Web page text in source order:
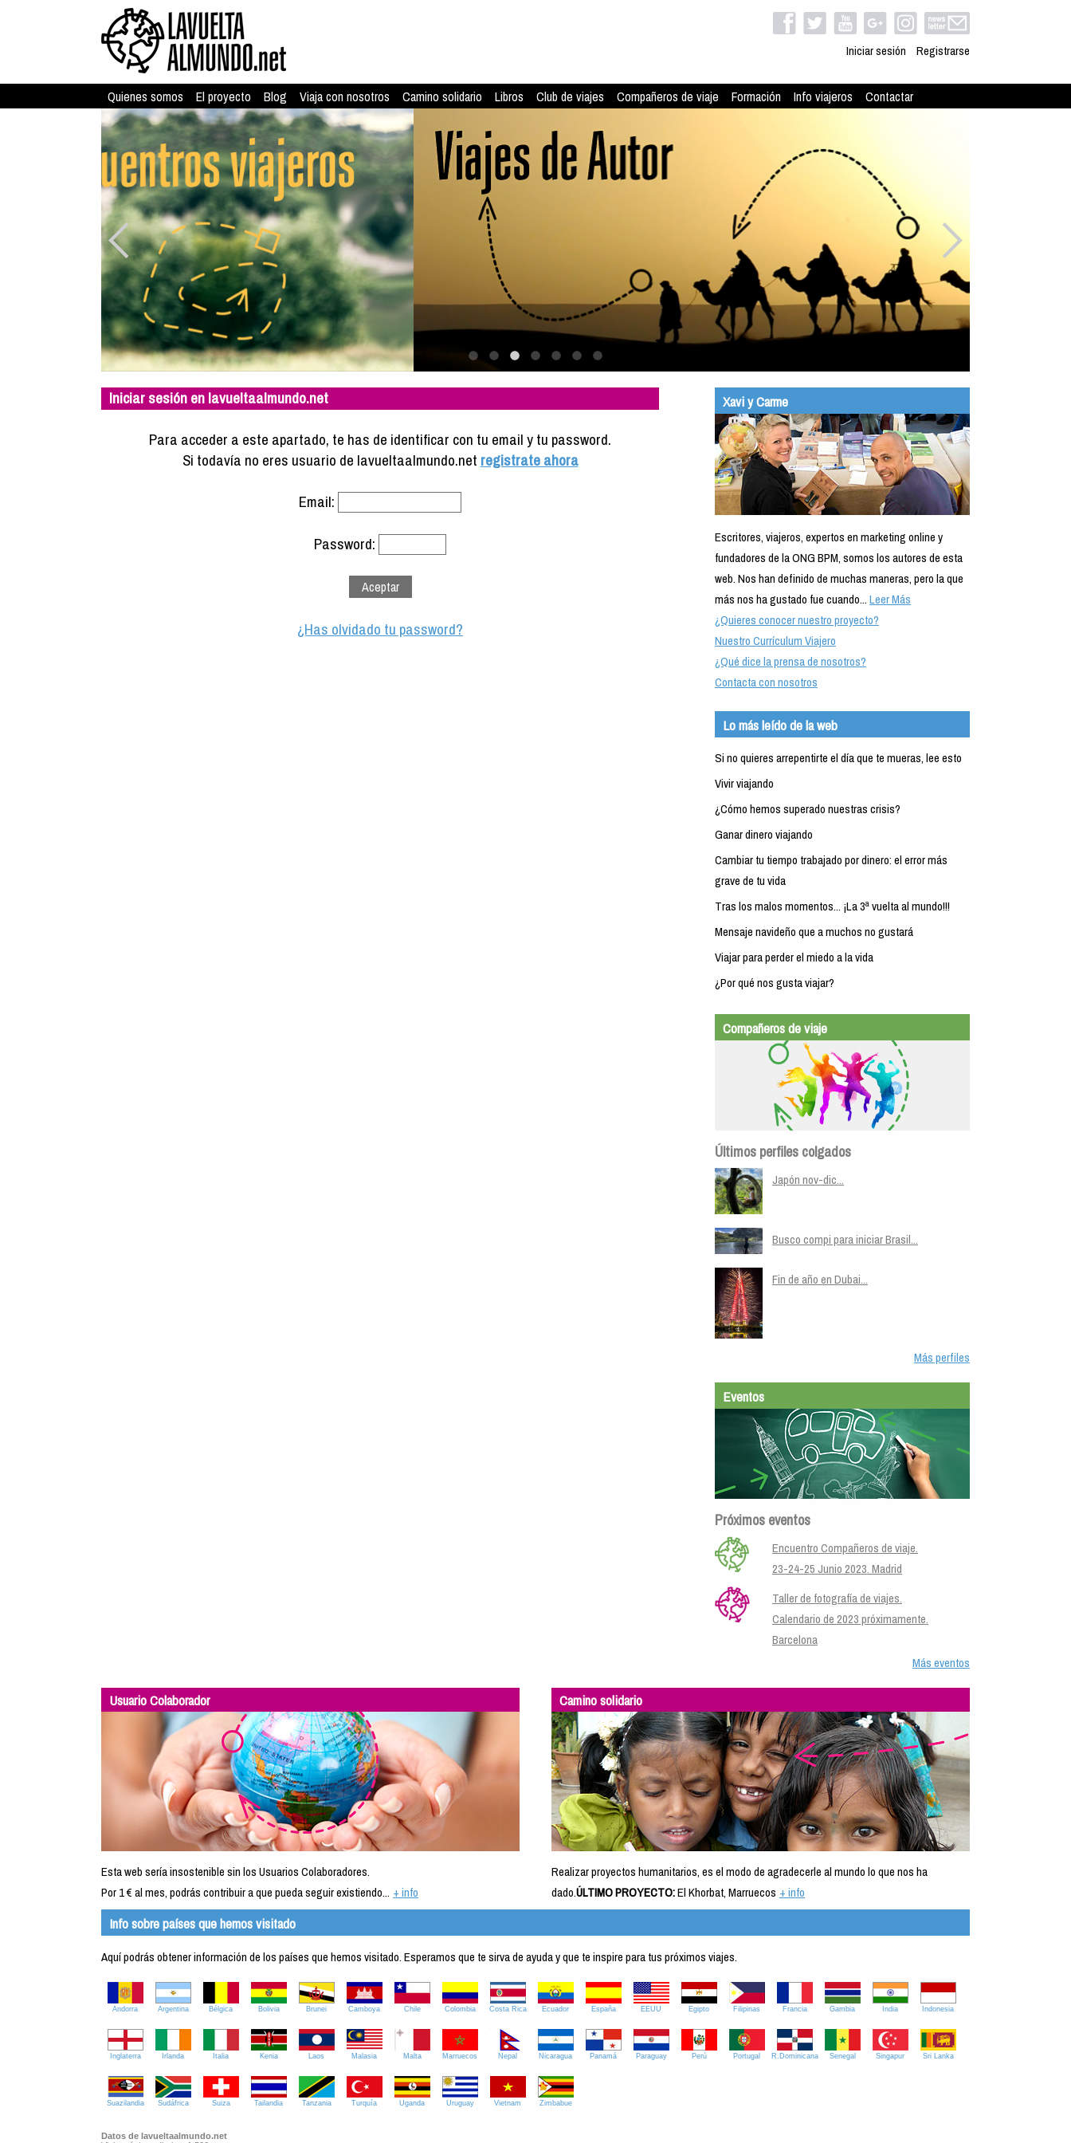
Iniciar sesión Registrarse
Quienes somos El proyecto Blog Viaja con nosotros Camino solidario Libros Club de viajes Compañeros de viaje Formación Info viajeros Contactar
Iniciar sesión en lavueltaalmundo.net
Para acceder a este apartado, te has de identificar con tu email y tu password.
Si todavía no eres usuario de lavueltaalmundo.net registrate ahora
Email:
Password:
¿Has olvidado tu password?
Xavi y Carme
Escritores, viajeros, expertos en marketing online y
fundadores de la ONG BPM, somos los autores de esta
web. Nos han definido de muchas maneras, pero la que
más nos ha gustado fue cuando...Leer Más
¿Quieres conocer nuestro proyecto?
Nuestro Currículum Viajero
¿Qué dice la prensa de nosotros?
Contacta con nosotros
Lo más leído de la web
Si no quieres arrepentirte el día que te mueras, lee esto
Vivir viajando
¿Cómo hemos superado nuestras crisis?
Ganar dinero viajando
Cambiar tu tiempo trabajado por dinero: el error más
grave de tu vida
Tras los malos momentos... ¡La 3ª vuelta al mundo!!!
Mensaje navideño que a muchos no gustará
Viajar para perder el miedo a la vida
¿Por qué nos gusta viajar?
Compañeros de viaje
Últimos perfiles colgados
Japón nov-dic...
Busco compi para iniciar Brasil...
Fin de año en Dubai...
Más perfiles
Eventos
Próximos eventos
Encuentro Compañeros de viaje.
23-24-25 Junio 2023. Madrid
Taller de fotografía de viajes.
Calendario de 2023 próximamente.
Barcelona
Más eventos
Usuario Colaborador
Esta web sería insostenible sin los Usuarios Colaboradores.
Por 1 € al mes, podrás contribuir a que pueda seguir existiendo... + info
Camino solidario
Realizar proyectos humanitarios, es el modo de agradecerle al mundo lo que nos ha
dado.ÚLTIMO PROYECTO:El Khorbat, Marruecos + info
Info sobre países que hemos visitado
Aquí podrás obtener información de los países que hemos visitado. Esperamos que te sirva de ayuda y que te inspire para tus próximos viajes.
Andorra Argentina Bélgica Bolivia Brunei Camboya Chile Colombia Costa Rica Ecuador España EEUU Egipto Filipinas Francia Gambia India Indonesia
Inglaterra Irlanda Italia Kenia Laos Malasia Malta Marruecos Nepal Nicaragua Panamá Paraguay Perú Portugal R.Dominicana Senegal Singapur Sri Lanka
Suazilandia Sudáfrica Suiza Tailandia Tanzania Turquía Uganda Uruguay Vietnam Zimbabue
Datos de lavueltaalmundo.net